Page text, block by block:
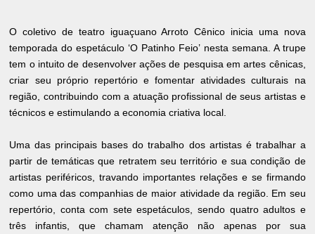
O coletivo de teatro iguaçuano Arroto Cênico inicia uma nova
temporada do espetáculo ‘O Patinho Feio’ nesta semana. A trupe
tem o intuito de desenvolver ações de pesquisa em artes cênicas,
criar seu próprio repertório e fomentar atividades culturais na
região, contribuindo com a atuação profissional de seus artistas e
técnicos e estimulando a economia criativa local.
Uma das principais bases do trabalho dos artistas é trabalhar a
partir de temáticas que retratem seu território e sua condição de
artistas periféricos, travando importantes relações e se firmando
como uma das companhias de maior atividade da região. Em seu
repertório, conta com sete espetáculos, sendo quatro adultos e
três infantis, que chamam atenção não apenas por sua